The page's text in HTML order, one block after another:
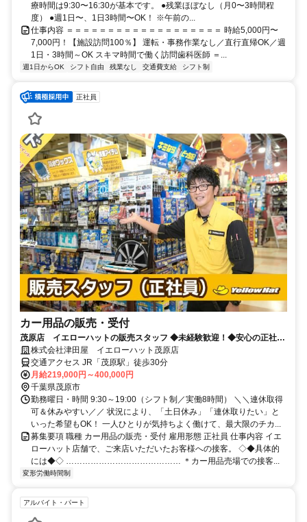
療時間は9:30〜16:30が基本です。 ●残業ほぼなし（月0〜3時間程
度） ●週1日〜、1日3時間〜OK！ ※午前の...
仕事内容 ＝＝＝＝＝＝＝＝＝＝＝＝＝＝＝＝＝＝＝ 時給5,000円〜
7,000円！【施設訪問100％】 運転・事務作業なし／直行直帰OK／週
1日・3時間～OK スキマ時間で働く訪問歯科医師 ＝...
週1日からOK シフト自由 残業なし 交通費支給 シフト制
正社員
カー用品の販売・受付
茂原店 イエローハットの販売スタッフ ◆未経験歓迎！◆安心の正社
員！ ◆車好きにピッタリな仕事
株式会社津田屋 イエローハット茂原店
交通アクセス JR「茂原駅」徒歩30分
月給219,000円～400,000円
千葉県茂原市
勤務曜日・時間 9:30～19:00（シフト制／実働8時間） ＼＼連休取得
可＆休みやすい／／ 状況により、「土日休み」「連休取りたい」と
いった希望もOK！ 一人ひとりが気持ちよく働けて、最大限のチカ...
募集要項 職種 カー用品の販売・受付 雇用形態 正社員 仕事内容 イエ
ローハット店舗で、ご来店いただいたお客様への接客。 ◇◆具体的
には◆◇ …………………………………… ＊カー用品売場での接客...
変形労働時間制
アルバイト・パート